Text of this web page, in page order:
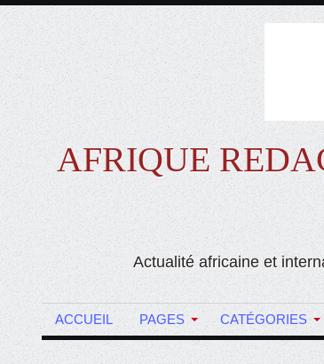
AFRIQUE
Actualité africaine et
ACCUEIL PAGES CATÉGORIES